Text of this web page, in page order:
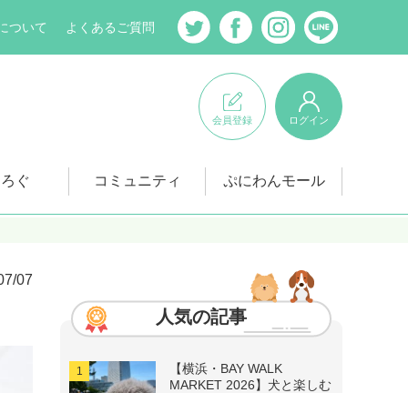
ついて よくあるご質問
会員登録 ログイン
ぐ コミュニティ ぷにわんモール
07
人気の記事
【横浜・BAY WALK
MARKET 2026】犬と楽しむ